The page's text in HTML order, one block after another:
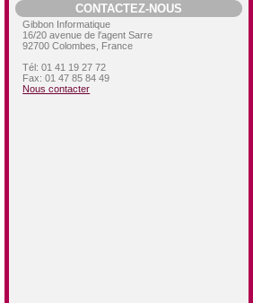
CONTACTEZ-NOUS
Gibbon Informatique
16/20 avenue de l'agent Sarre
92700 Colombes, France
Tél:01 41 19 27 72
Fax:01 47 85 84 49
Nous contacter